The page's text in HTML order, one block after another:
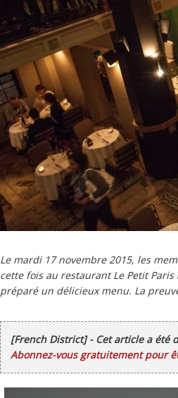
Le mardi 17 novembre 2015, les
cette fois au restaurant Le Petit
préparé un délicieux menu. La
[French District] - Cet article a été
Abonnez-vous gratuitement pour